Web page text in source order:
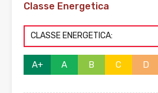
Classe Energetica
CLASSE ENERGETICA:
A+ A B C D